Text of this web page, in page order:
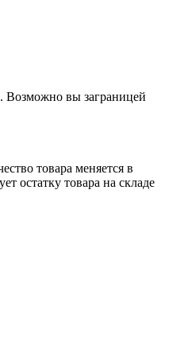
Возможно вы заграницей
товара меняется в
остатку товара на складе